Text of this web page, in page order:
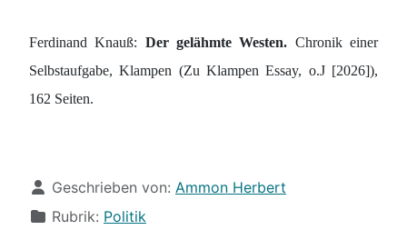
Ferdinand Knauß: Der gelähmte Westen. Chronik einer
Selbstaufgabe, Klampen (Zu Klampen Essay, o.J [2026]),
162 Seiten.
Details
Geschrieben von: Ammon Herbert
Rubrik: Politik